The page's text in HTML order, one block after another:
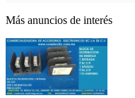
Más anuncios de interés